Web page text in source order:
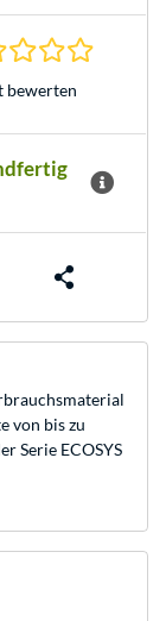
bewerten
von bis zu
Serie ECOSYS